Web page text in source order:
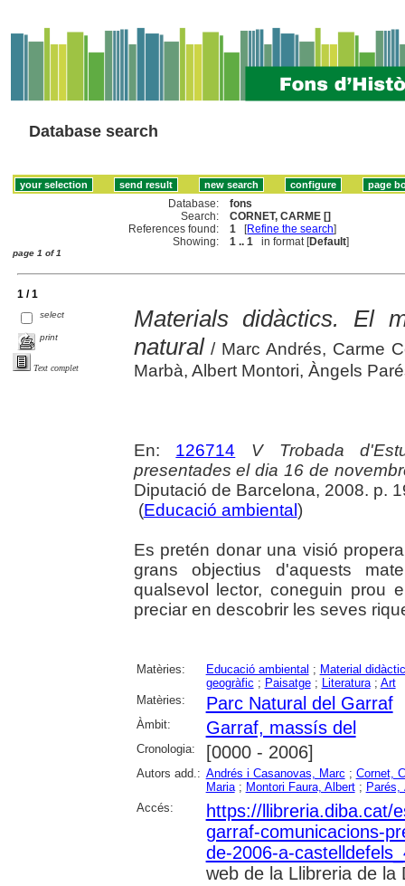
Database search
Database:
fons
Search:
CORNET, CARME []
References found:
1 [Refine the search]
Showing:
1 .. 1 in format [Default]
page 1 of 1
1 / 1
select
print
Text complet
Materials didàctics. El
natural/ Marc Andrés, Carme
Marbà, Albert Montori, Àngels
En: 126714
V Trobada
presentades el dia 16 de
Diputació de Barcelona, 2008. p.
(Educació ambiental )
Es pretén donar una visió
grans objectius d'aquests
qualsevol lector, coneguin prou
preciar en descobrir les seves
Matèries: Educació ambiental ; Material didàctic
geogràfic ; Paisatge; Literatura; Art
Matèries:
Parc Natural del Garraf
Àmbit: Garraf, massís del
Cronologia: [0000 - 2006]
Autors add.: Andrés i Casanovas, Marc ; Cornet,
Maria; Montori Faura, Albert; Parés,
Accés:
https://llibreria.diba.cat/
garraf-comunicacions-
de-2006-a-
web de la Llibreria de la